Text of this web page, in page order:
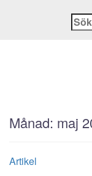
Sök
Månad: maj
Artikel